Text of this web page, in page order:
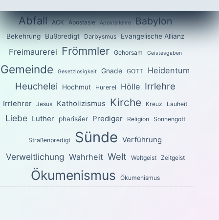
Abfall ACK Apostasie Apostellehre Babylon
Bekehrung Bußpredigt Darbysmus Evangelische Allianz
Freimaurerei Frömmler Gehorsam Geistesgaben
Gemeinde Gesetzlosigkeit Gnade GOTT Heidentum
Heuchelei Hochmut Hurerei Hölle Irrlehre
Irrlehrer Jesus Katholizismus Kirche Kreuz Lauheit
Liebe Luther pharisäer Prediger Religion Sonnengott
Straßenpredigt Sünde Verführung
Verweltlichung Wahrheit Welt Weltgeist Zeitgeist
Ökumenismus Ökumenismus